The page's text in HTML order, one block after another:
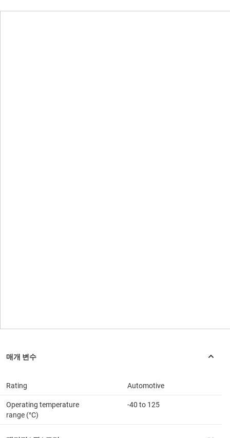
Rating Automotive
Operating temperature
range (°C)
-40 to 125